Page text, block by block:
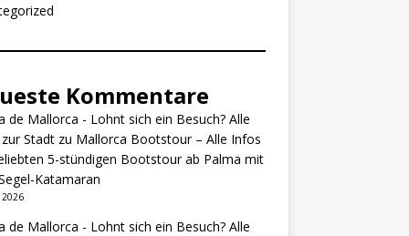
Kommentare
de Mallorca - Lohnt sich ein Besuch? Alle
Stadtzu Mallorca Bootstour – Alle Infos
5-stündigen Bootstour ab Palma mit
Katamaran
de Mallorca - Lohnt sich ein Besuch? Alle